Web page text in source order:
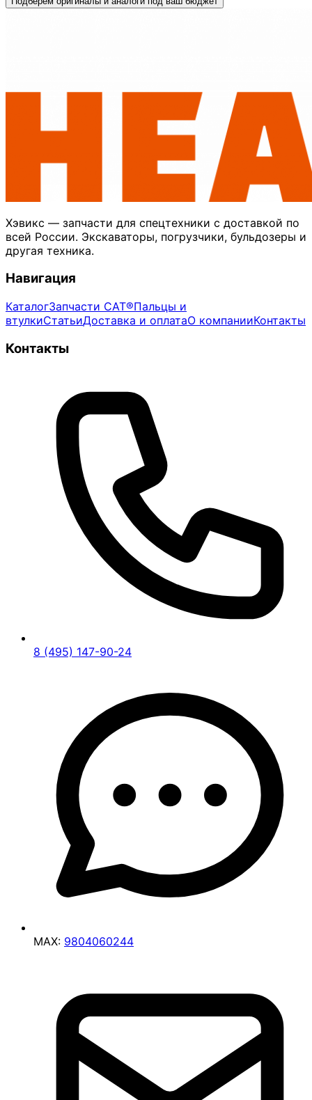
Хэвикс — запчасти для спецтехники с доставкой по
всей России. Экскаваторы, погрузчики, бульдозеры и
другая техника.
Навигация
КаталогЗапчасти CAT®Пальцы и
втулкиСтатьиДоставка и оплатаО компанииКонтакты
Контакты
8 (495) 147-90-24
MAX: 9804060244